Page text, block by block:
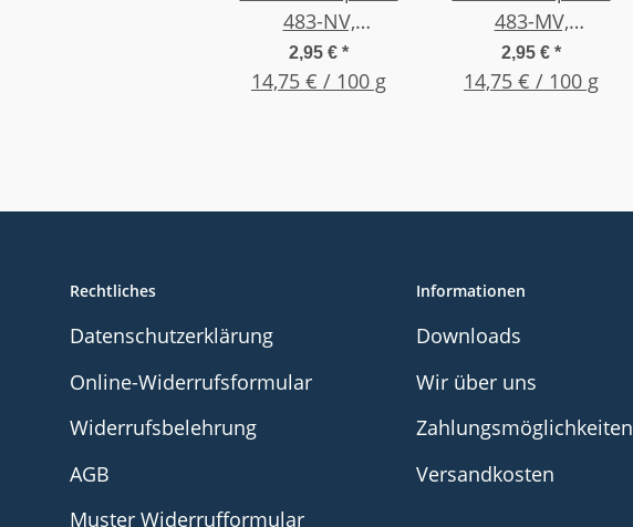
483-NV,
niederviskos /
dünnflüssig 20g
2,95 € *
14,75 € / 100 g
483-MV,
mittelviskos /
mittel 20g Flasche
2,95 € *
14,75 € / 100 g
Rechtliches
Datenschutzerklärung
Online-Widerrufsformular
Widerrufsbelehrung
AGB
Muster Widerrufformular
Informationen
Downloads
Wir über uns
Zahlungsmöglichkeiten
Versandkosten